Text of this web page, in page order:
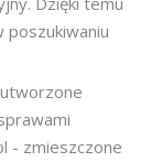
poszukiwaniu
- zmieszczone